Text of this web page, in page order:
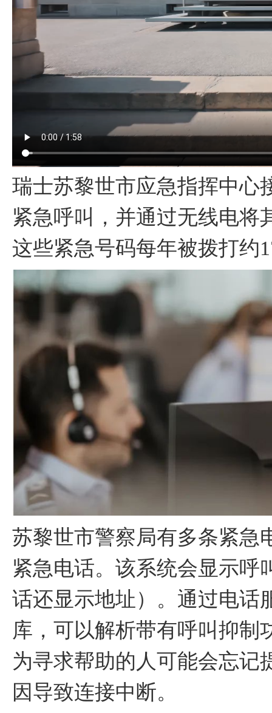
瑞士苏黎世市应急指挥中心
紧急呼叫，并通过无线电将
这些紧急号码每年被拨打约
苏黎世市警察局有多条紧急
紧急电话。该系统会显示呼
话还显示地址）。通过电话
库，可以解析带有呼叫抑制
为寻求帮助的人可能会忘记
因导致连接中断。